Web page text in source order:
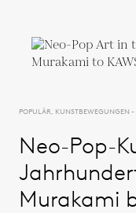
POPULÄR, KUNSTBEWEGUNGEN
Neo-Pop-
Murakami